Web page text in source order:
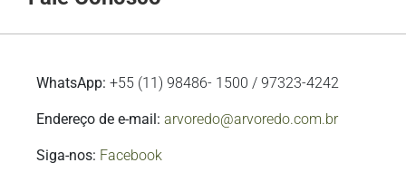
WhatsApp: +55 (11) 98486- 1500 / 97323-4242
Endereço de e-mail: arvoredo@arvoredo.com.br
Siga-nos: Facebook